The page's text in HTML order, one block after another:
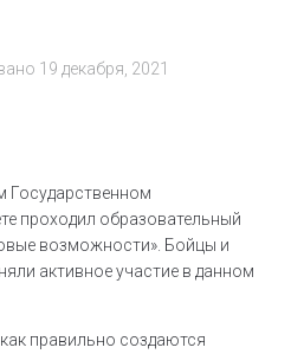
19 декабря, 2021
Государственном
проходил образовательный
возможности». Бойцы и
активное участие в данном
правильно создаются